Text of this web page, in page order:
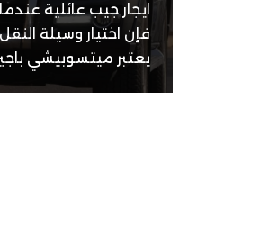
ايجار جيب عائلية
فإن اختيار وسيلة
يعتبر ميتسوبيشي